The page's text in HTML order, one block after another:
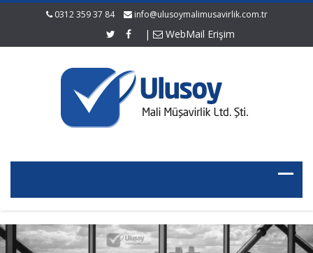
0312 359 37 84 info@ulusoymalimusavirlik.com.tr
| WebMail Erişim